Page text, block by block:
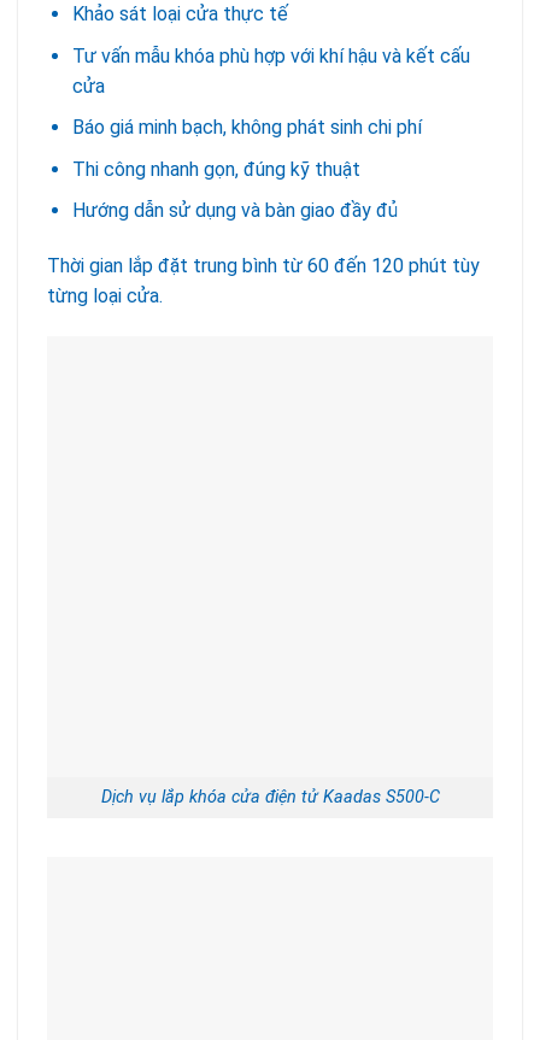
Khảo sát loại cửa thực tế
Tư vấn mẫu khóa phù hợp với khí hậu và kết cấu
cửa
Báo giá minh bạch, không phát sinh chi phí
Thi công nhanh gọn, đúng kỹ thuật
Hướng dẫn sử dụng và bàn giao đầy đủ
Thời gian lắp đặt trung bình từ 60 đến 120 phút tùy
từng loại cửa.
Dịch vụ lắp khóa cửa điện tử Kaadas S500-C